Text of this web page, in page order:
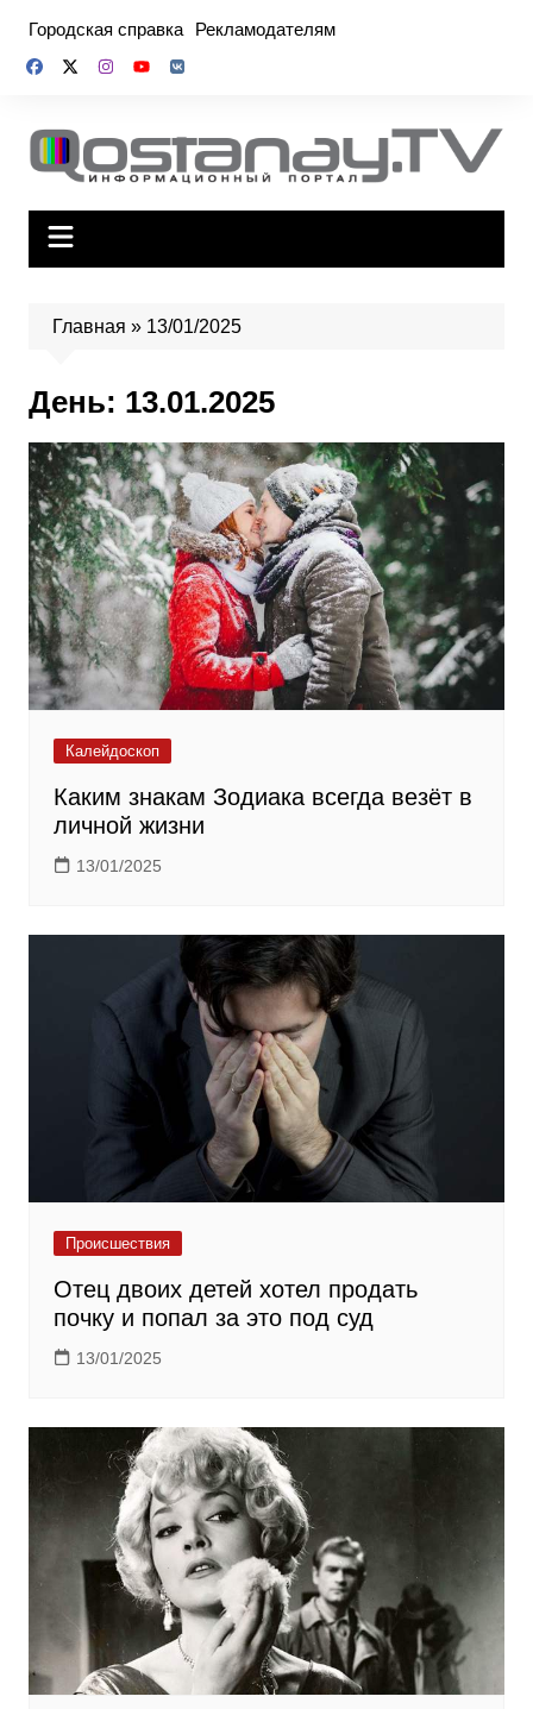
содержимому
Городская справка Рекламодателям
Главная » 13/01/2025
День: 13.01.2025
Калейдоскоп
Каким знакам Зодиака всегда везёт в
личной жизни
13/01/2025
Происшествия
Отец двоих детей хотел продать
почку и попал за это под суд
13/01/2025